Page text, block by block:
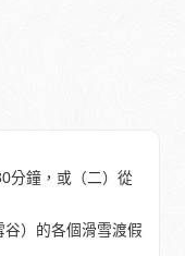
分鐘，或（二）從
）的各個滑雪渡假